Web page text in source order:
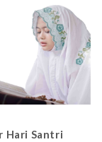
Hari Santri